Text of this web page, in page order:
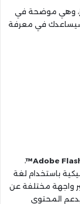
وهي موضحة في
في معرفة
Adobe
،
باستخدام لغة
واجهة مختلفة عن
المحتوى